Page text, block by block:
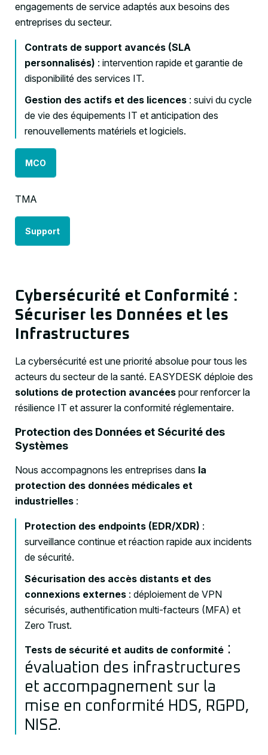
engagements de service adaptés aux besoins des
entreprises du secteur.
Contrats de support avancés (SLA
personnalisés) : intervention rapide et garantie de
disponibilité des services IT.
Gestion des actifs et des licences : suivi du cycle
de vie des équipements IT et anticipation des
renouvellements matériels et logiciels.
MCO
TMA
Support
Cybersécurité et Conformité :
Sécuriser les Données et les
Infrastructures
La cybersécurité est une priorité absolue pour tous les
acteurs du secteur de la santé. EASYDESK déploie des
solutions de protection avancées pour renforcer la
résilience IT et assurer la conformité réglementaire.
Protection des Données et Sécurité des
Systèmes
Nous accompagnons les entreprises dans la
protection des données médicales et
industrielles :
Protection des endpoints (EDR/XDR) :
surveillance continue et réaction rapide aux incidents
de sécurité.
Sécurisation des accès distants et des
connexions externes : déploiement de VPN
sécurisés, authentification multi-facteurs (MFA) et
Zero Trust.
Tests de sécurité et audits de conformité :
évaluation des infrastructures
et accompagnement sur la
mise en conformité HDS, RGPD,
NIS2.